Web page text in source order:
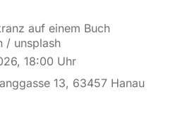
/ unsplash
18:00 Uhr
13, 63457 Hanau